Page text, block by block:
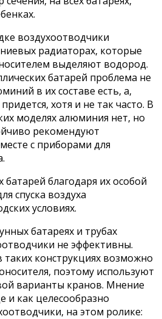
воздухоотводчики
радиаторах, которые
выделяют водород.
батарей проблема не
в их составе есть, а,
хотя и не так часто. В
моделях алюминия нет, но
рекомендуют
с приборами для
благодаря их особой
спуска воздуха
условиях.
батареях и трубах
не эффективны.
таких конструкциях возможно
поэтому используют
варианты кранов. Мнение
и как целесообразно
на этом ролике: